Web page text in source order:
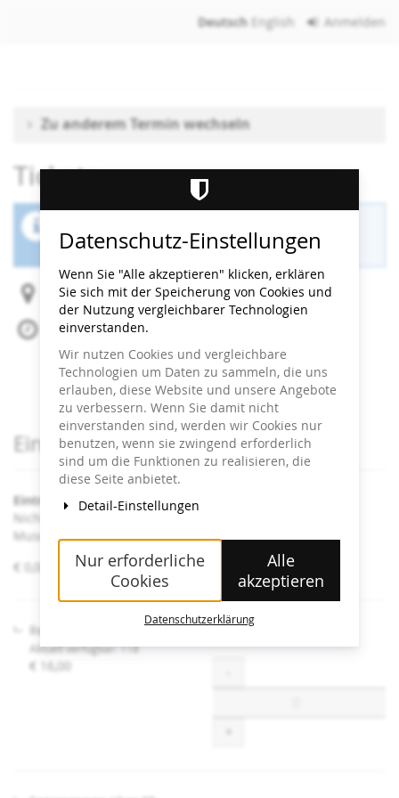
Deutsch English Anmelden
Zu anderem Termin wechseln
Tickets
ist beendet.
Heidi Horten Collection
Sa, 11. Oktober 2025
Beginn:
15:30 Uhr
Ende:16:00Uhr
Zum Kalender hinzufügen
Produkte
Eintrittskarten
Eintritt Heidi Horten Collection
Nicht angeführte Ermäßigungen sind an der Kassa im
Museum erhältlich.
von
€ 0,00 – € 16,00
Regulär
Aktuell verfügbar: 118
€ 16,00
Datenschutz-Einstellungen
Wenn Sie "Alle akzeptieren" klicken, erklären
Sie sich mit der Speicherung von Cookies und
der Nutzung vergleichbarer Technologien
einverstanden.
Wir nutzen Cookies und vergleichbare
Technologien um Daten zu sammeln, die uns
erlauben, diese Website und unsere Angebote
zu verbessern. Wenn Sie damit nicht
einverstanden sind, werden wir Cookies nur
benutzen, wenn sie zwingend erforderlich
sind um die Funktionen zu realisieren, die
diese Seite anbietet.
Detail-Einstellungen
Nur erforderliche
Cookies
Alle
akzeptieren
Datenschutzerklärung